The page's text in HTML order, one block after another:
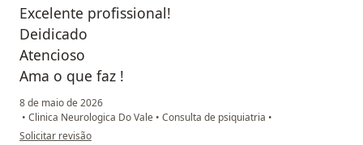
Excelente profissional!
Deidicado
Atencioso
Ama o que faz !
8 de maio de 2026
• Clinica Neurologica Do Vale • Consulta de psiquiatria •
na opinião do utilizador Gabriel Santos
Solicitar revisão